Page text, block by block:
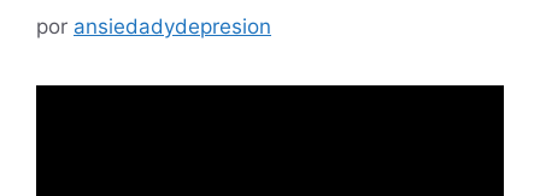
por ansiedadydepresion